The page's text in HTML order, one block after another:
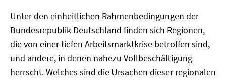
Unter den einheitlichen Rahmenbedingungen der
Bundesrepublik Deutschland finden sich Regionen,
die von einer tiefen Arbeitsmarktkrise betroffen sind,
und andere, in denen nahezu Vollbeschäftigung
herrscht. Welches sind die Ursachen dieser regionalen